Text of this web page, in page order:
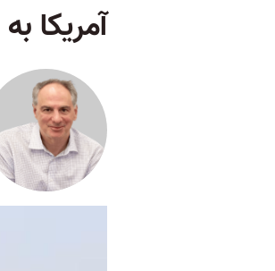
آمریکا